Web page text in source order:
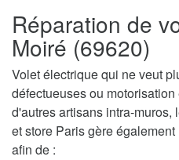
Réparation de
Moiré (69620)
Volet électrique qui ne veut
défectueuses ou
d'autres artisans intra-
et store Paris gère
afin de :